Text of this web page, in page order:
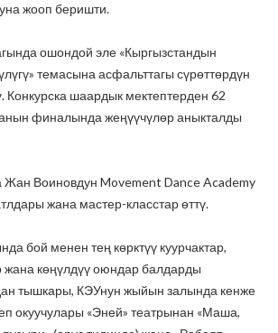
жооп беришти.
ошондой эле «Кыргызстандын
темасына асфальттагы сүрөттөрдүн
Конкурска шаардык мектептерден 62
финалында жеңүүчүлөр аныкталды
Жан Воиновдун Movement Dance Academy
жана мастер-класстар өттү.
бой менен тең көрктүү куурчактар,
жана көңүлдүү оюндар балдарды
тышкары, КЭУнун жыйын залында кенже
окуучулары «Эней» театрынан «Маша,